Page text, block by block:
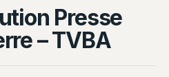
Presse
– TVBA